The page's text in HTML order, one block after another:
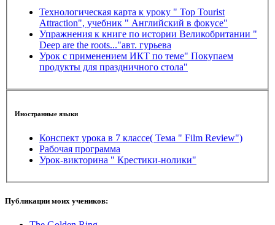
Технологическая карта к уроку " Top Tourist
Attraction", учебник " Английский в фокусе"
Упражнения к книге по истории Великобритании "
Deep are the roots..."авт. гурьева
Урок с применением ИКТ по теме" Покупаем
продукты для праздничного стола"
Иностранные языки
Конспект урока в 7 классе( Тема " Film Review")
Рабочая программа
Урок-викторина " Крестики-нолики"
Публикации моих учеников: